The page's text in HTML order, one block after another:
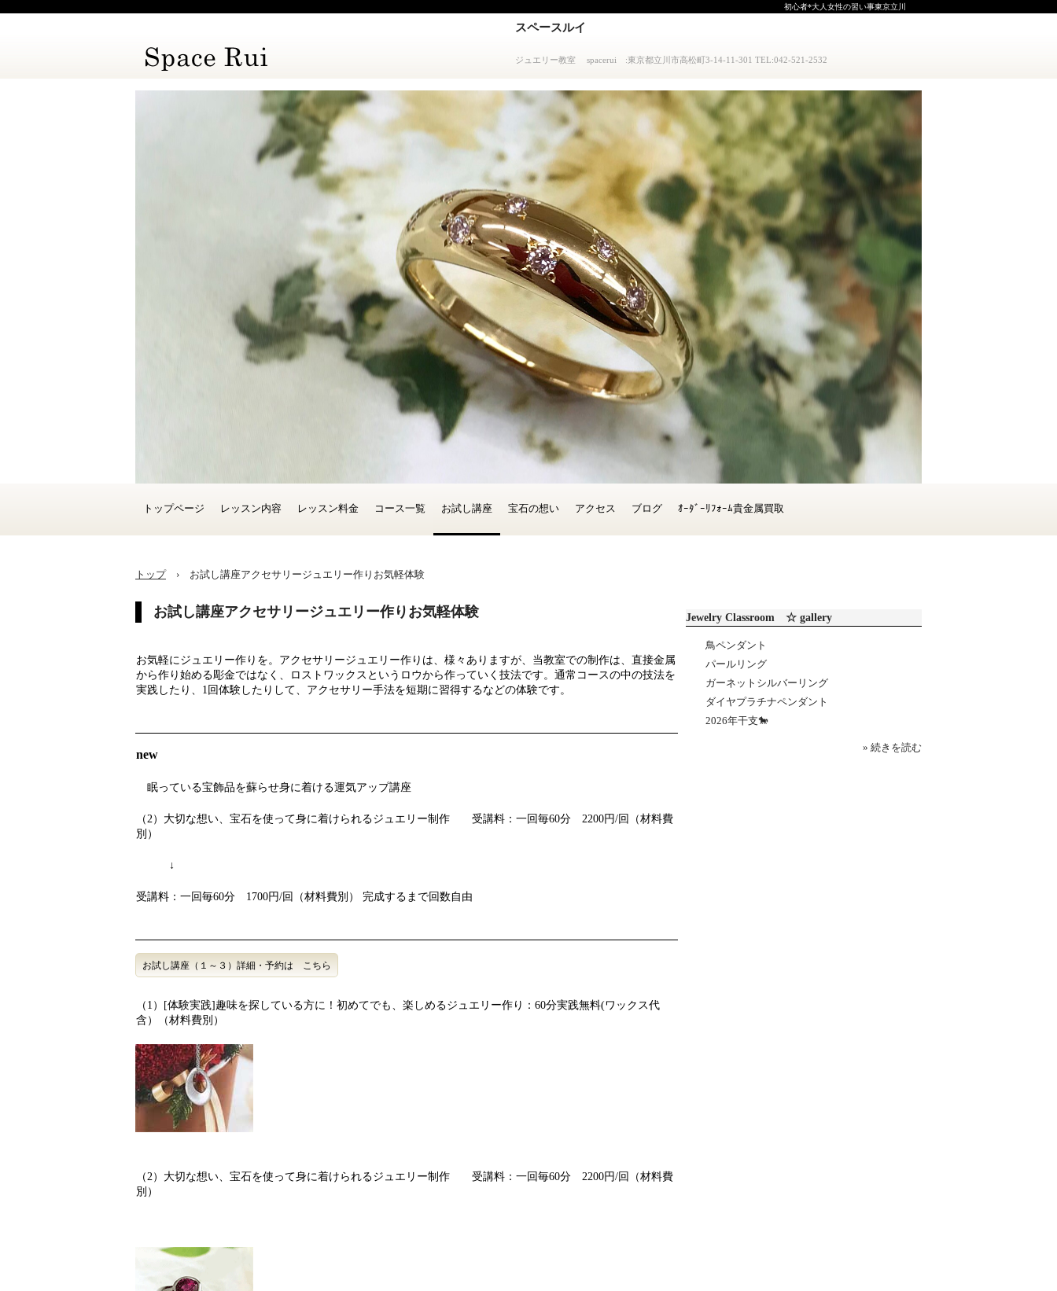
初心者*大人女性の習い事東京立川
スペースルイ
ジュエリー教室 spacerui :東京都立川市高松町3-14-11-301 TEL:042-521-2532
トップページ レッスン内容 レッスン料金 コース一覧 お試し講座 宝石の想い アクセス ブログ ｵｰﾀﾞｰﾘﾌｫｰﾑ貴金属買取
トップ › お試し講座アクセサリージュエリー作りお気軽体験
お試し講座アクセサリージュエリー作りお気軽体験
お気軽にジュエリー作りを。アクセサリージュエリー作りは、様々ありますが、当教室での制作は、直接金属
から作り始める彫金ではなく、ロストワックスというロウから作っていく技法です。通常コースの中の技法を
実践したり、1回体験したりして、アクセサリー手法を短期に習得するなどの体験です。
new
眠っている宝飾品を蘇らせ身に着ける運気アップ講座
（2）大切な想い、宝石を使って身に着けられるジュエリー制作 受講料：一回毎60分 2200円/回（材料費
別）
↓
受講料：一回毎60分 1700円/回（材料費別） 完成するまで回数自由
お試し講座（１～３）詳細・予約は こちら
（1）[体験実践]趣味を探している方に！初めてでも、楽しめるジュエリー作り：60分実践無料(ワックス代
含）（材料費別）
（2）大切な想い、宝石を使って身に着けられるジュエリー制作 受講料：一回毎60分 2200円/回（材料費
別）
Jewelry Classroom ☆ gallery
鳥ペンダント
パールリング
ガーネットシルバーリング
ダイヤプラチナペンダント
2026年干支🐎
» 続きを読む